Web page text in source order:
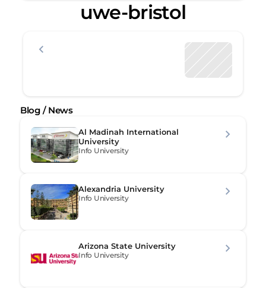
uwe-bristol
Blog / News
Al Madinah International
University
Info University
Alexandria University
Info University
Arizona State University
Info University